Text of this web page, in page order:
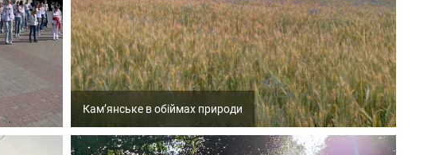
Кам’янське в обіймах природи